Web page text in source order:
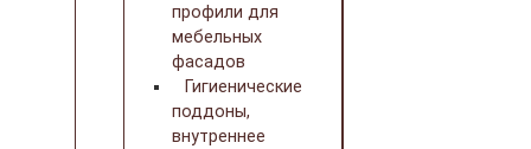
профили для
мебельных
фасадов
Гигиенические
поддоны,
внутреннее